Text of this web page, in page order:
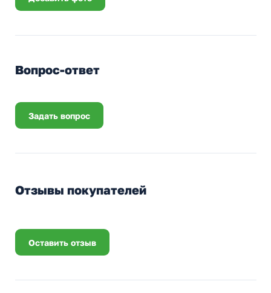
Вопрос-ответ
Задать вопрос
Отзывы покупателей
Оставить отзыв